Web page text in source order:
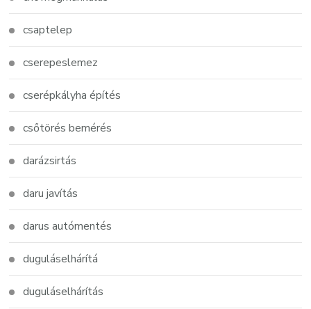
csaptelep
cserepeslemez
cserépkályha építés
csőtörés bemérés
darázsirtás
daru javítás
darus autómentés
duguláselhárítá
duguláselhárítás